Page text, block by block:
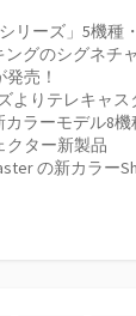
リーズ」5機種
グのシグネチ
売！
よりテレキャス
ラーモデル8機
クター新製品
の新カラー